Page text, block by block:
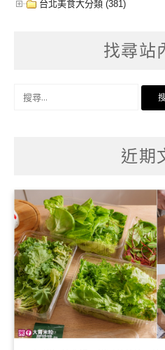
台北美食大分類 (381)
找尋站
近期